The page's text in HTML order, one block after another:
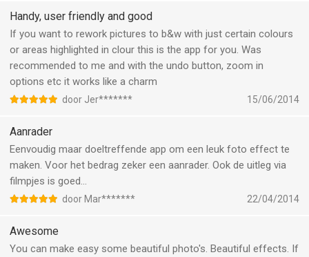
Handy, user friendly and good
If you want to rework pictures to b&w with just certain colours
or areas highlighted in clour this is the app for you. Was
recommended to me and with the undo button, zoom in
options etc it works like a charm
door Jer******* 15/06/2014
Aanrader
Eenvoudig maar doeltreffende app om een leuk foto effect te
maken. Voor het bedrag zeker een aanrader. Ook de uitleg via
filmpjes is goed...
door Mar******* 22/04/2014
Awesome
You can make easy some beautiful photo's. Beautiful effects. If